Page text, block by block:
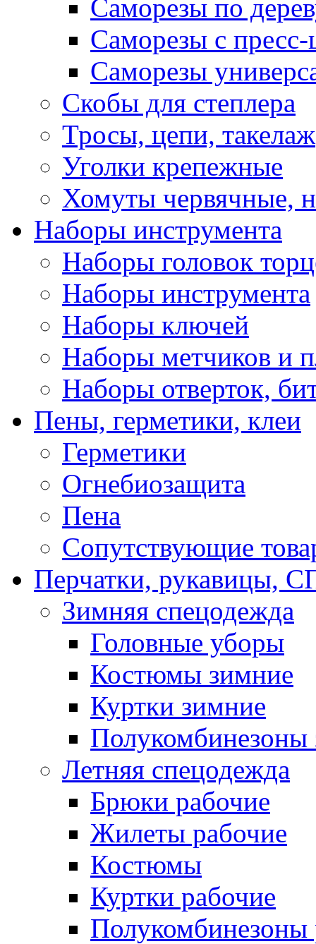
Саморезы по
Саморезы с
Саморезы
Скобы для степлера
Тросы, цепи, такелаж
Уголки крепежные
Хомуты червячные,
Наборы инструмента
Наборы головок
Наборы инструмента
Наборы ключей
Наборы метчиков и
Наборы отверток,
Пены, герметики, клеи
Герметики
Огнебиозащита
Пена
Сопутствующие
Перчатки,
Зимняя спецодежда
Головные уборы
Костюмы зимние
Куртки зимние
Полукомбинезоны
Летняя спецодежда
Брюки рабочие
Жилеты рабочие
Костюмы
Куртки рабочие
Полукомбинезоны